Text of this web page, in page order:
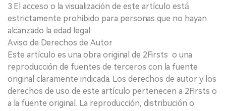
3.El acceso o la visualización de este artículo está
estrictamente prohibido para personas que no hayan
alcanzado la edad legal.
Aviso de Derechos de Autor
Este artículo es una obra original de 2Firsts o una
reproducción de fuentes de terceros con la fuente
original claramente indicada. Los derechos de autor y los
derechos de uso de este artículo pertenecen a 2Firsts o
a la fuente original. La reproducción, distribución o